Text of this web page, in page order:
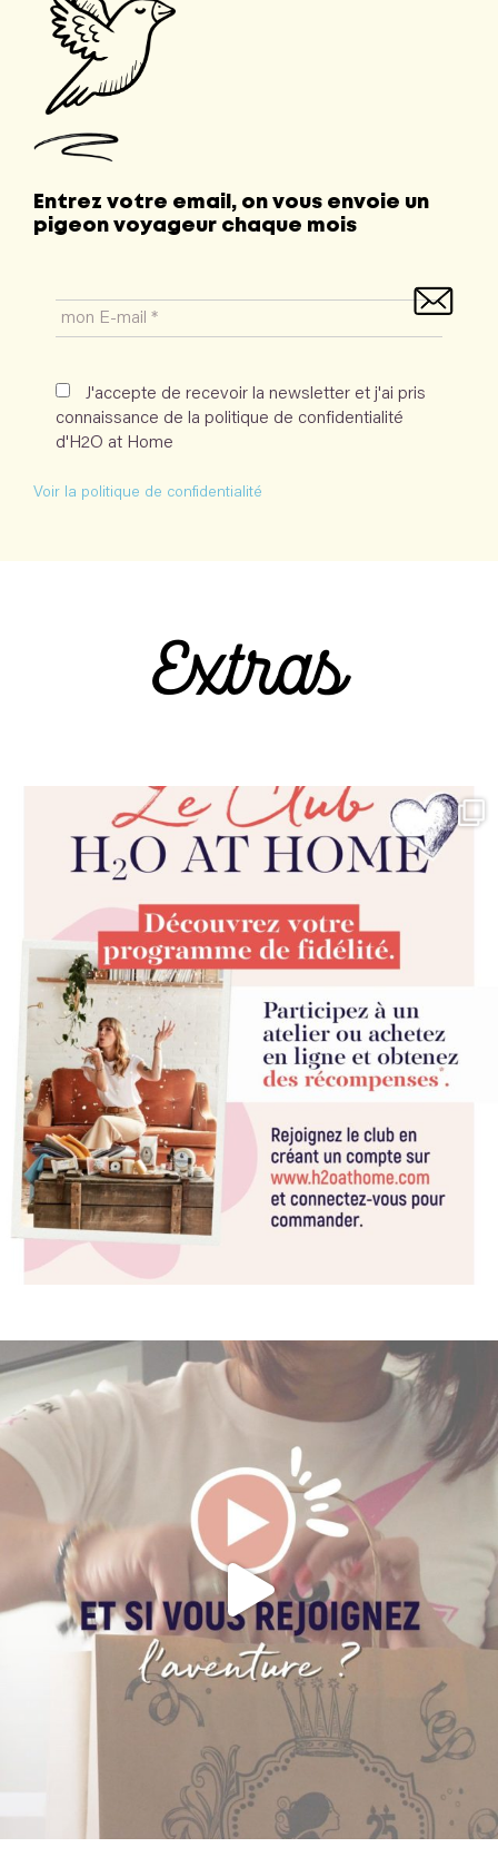
Entrez votre email, on vous envoie un
pigeon voyageur chaque mois
J'accepte de recevoir la newsletter et j'ai pris
connaissance de la politique de confidentialité
d'H2O at Home
Voir la politique de confidentialité
Extras